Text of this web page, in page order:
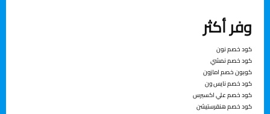
وفر أكثر
ﻛﻮد ﺧﺼﻢ ﻧﻮن
ﻛﻮد ﺧﺼﻢ ﻧﻤﴚ
ﻛﻮﺑﻮن ﺧﺼﻢ اﻣﺎزون
ﻛﻮد ﺧﺼﻢ ﻧﺎﻳﺲ ون
ﻛﻮد ﺧﺼﻢ ﻋﲇ اﻛﺴﱪس
كود خصم هنقرستيشن